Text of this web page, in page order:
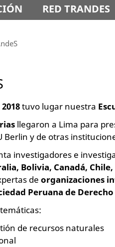
RED TRANDES
tuvo lugar nuestra
llegaron a Lima para
Berlin y de otras
investigadores e
Bolivia, Canadá,
de organizaciones
Peruana de
de recursos naturales